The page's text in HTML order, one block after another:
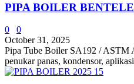
PIPA BOILER
0
0
October 31, 2025
Pipa Tube Boiler SA192 / ASTM
penukar panas, kondensor,